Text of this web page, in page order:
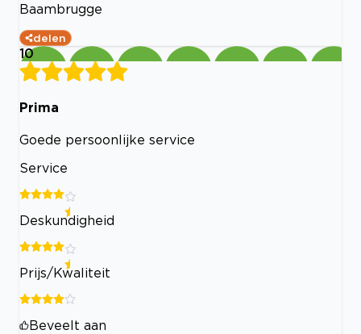
Baambrugge
delen
10
Prima
Goede persoonlijke service
Service
Deskundigheid
Prijs/Kwaliteit
Beveelt aan